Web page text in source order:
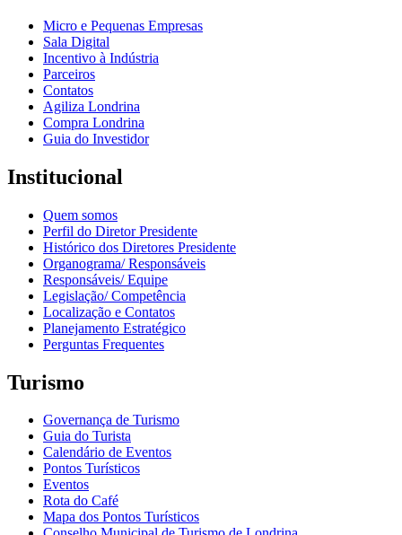
Micro e Pequenas Empresas
Sala Digital
Incentivo à Indústria
Parceiros
Contatos
Agiliza Londrina
Compra Londrina
Guia do Investidor
Institucional
Quem somos
Perfil do Diretor Presidente
Histórico dos Diretores Presidente
Organograma/ Responsáveis
Responsáveis/ Equipe
Legislação/ Competência
Localização e Contatos
Planejamento Estratégico
Perguntas Frequentes
Turismo
Governança de Turismo
Guia do Turista
Calendário de Eventos
Pontos Turísticos
Eventos
Rota do Café
Mapa dos Pontos Turísticos